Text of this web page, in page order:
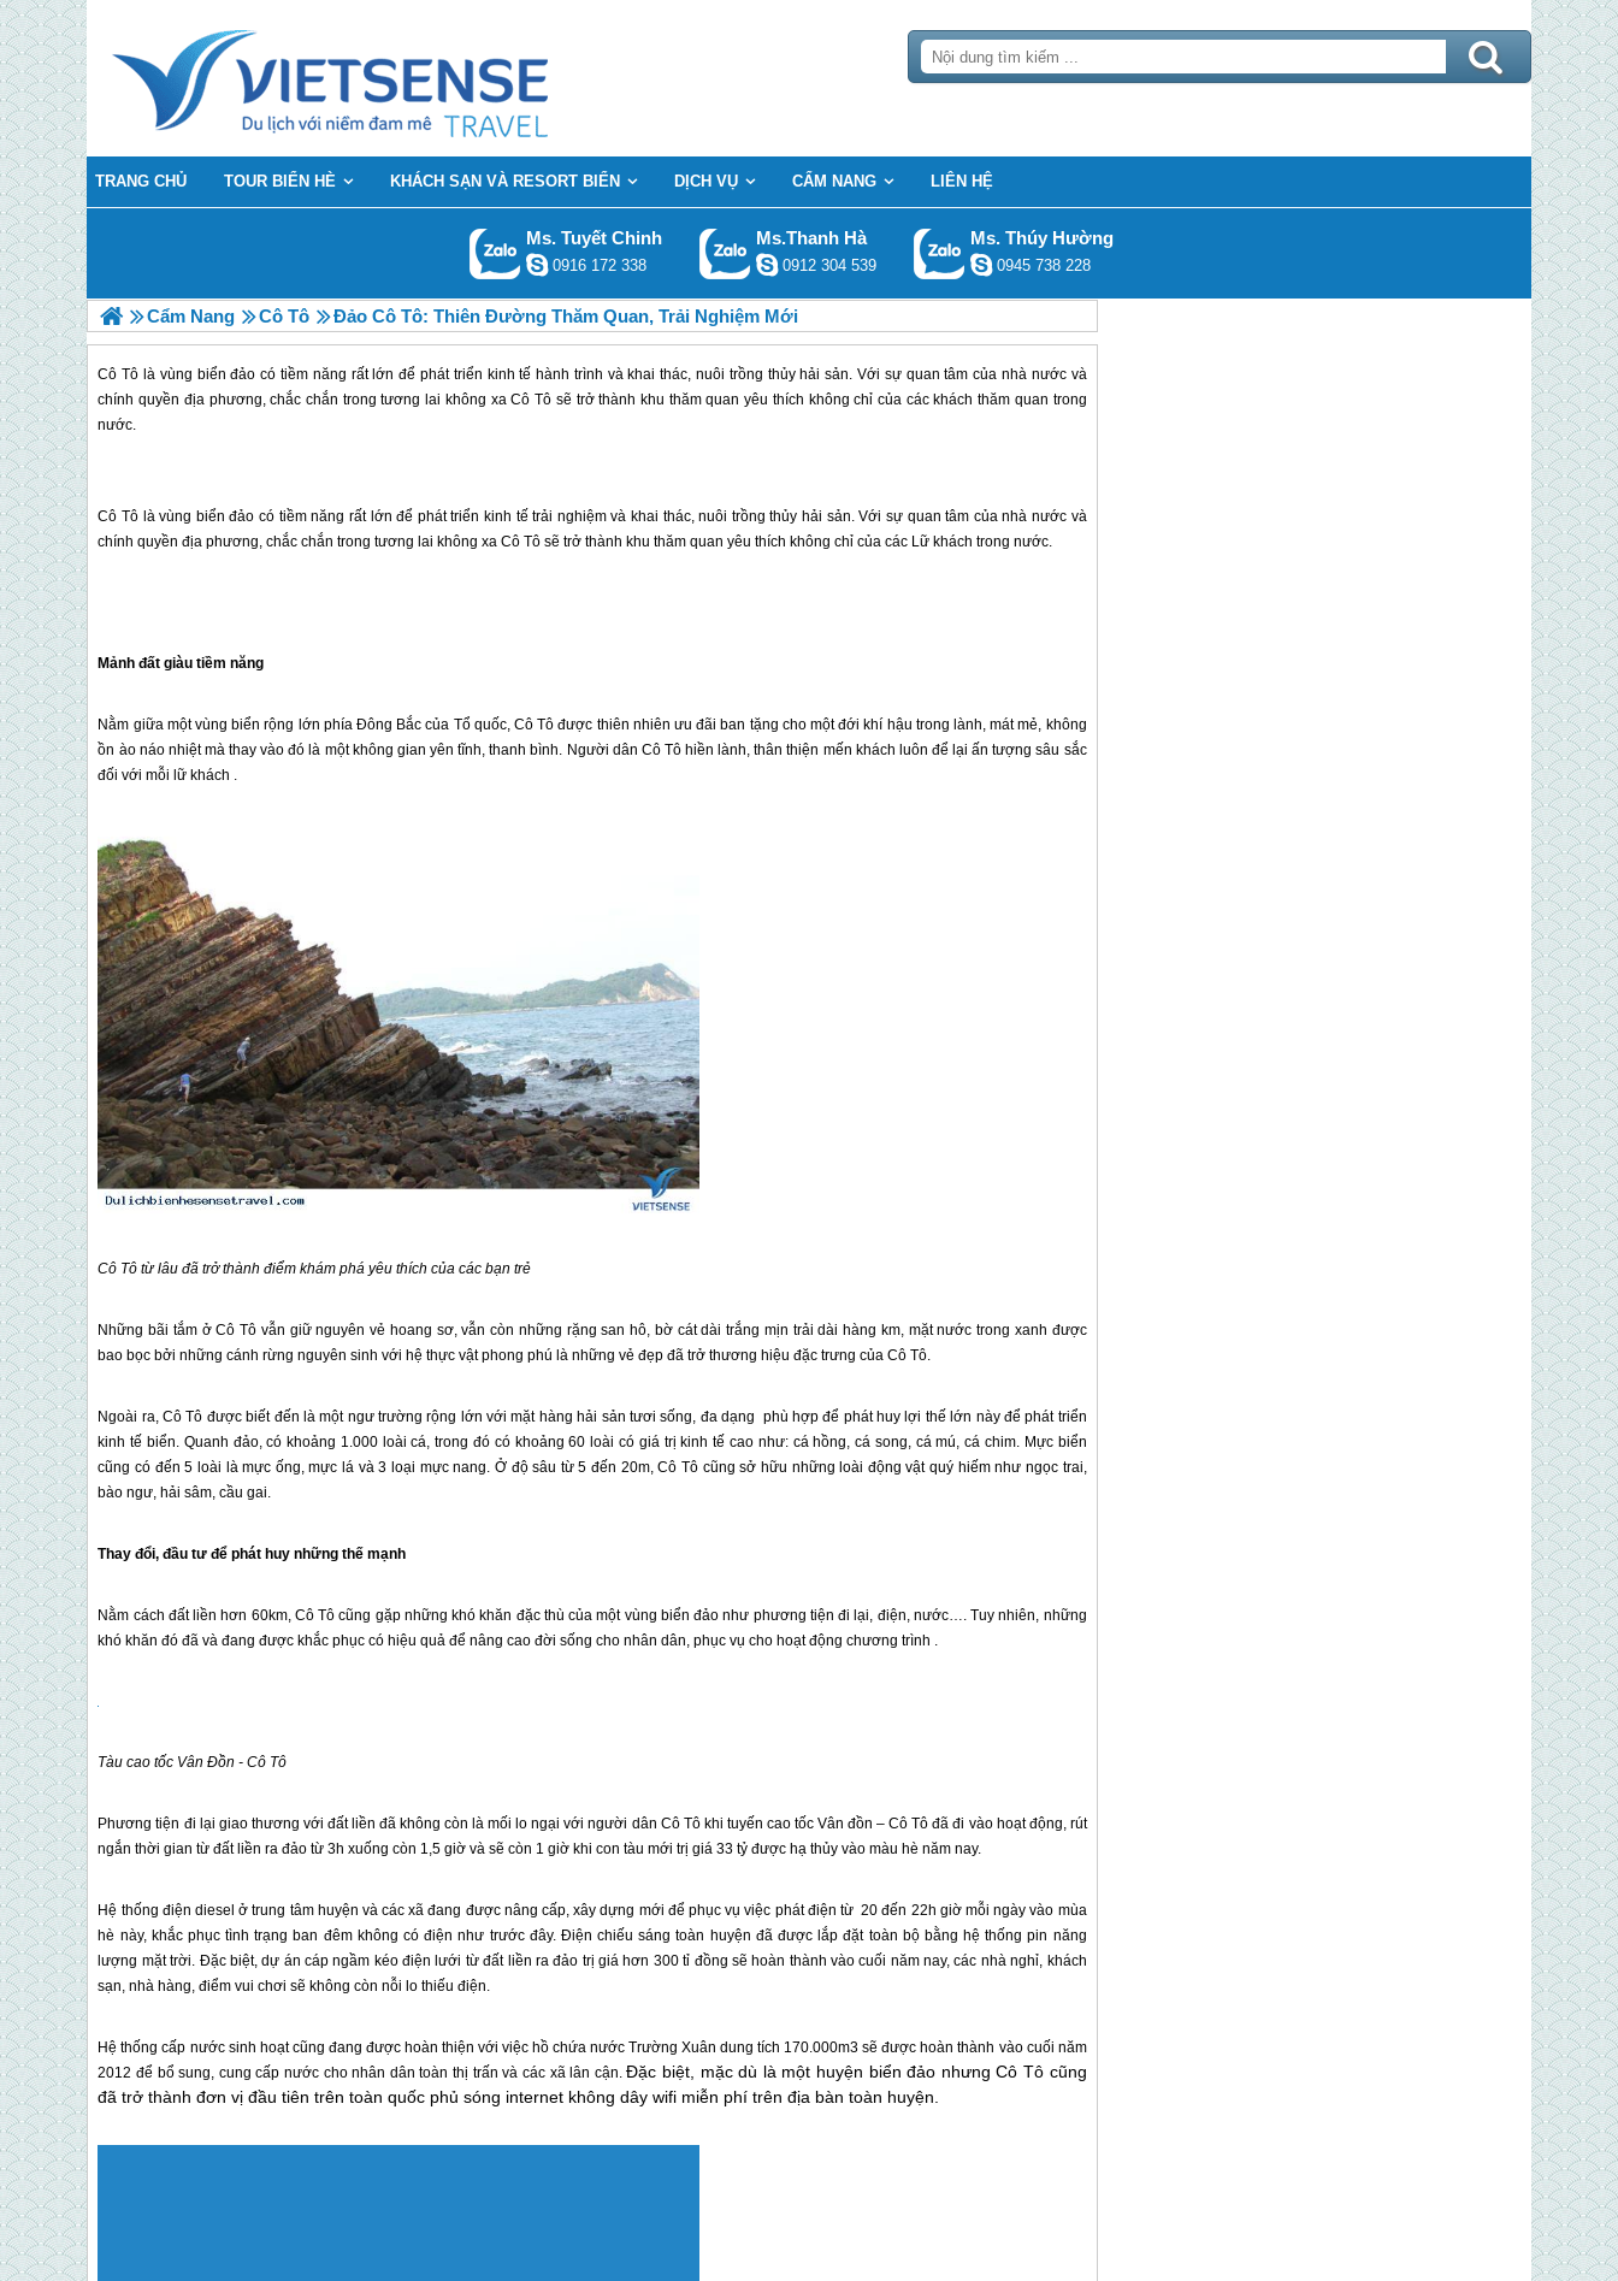
TRANG CHỦ TOUR BIỂN HÈ KHÁCH SẠN VÀ RESORT BIỂN DỊCH VỤ CẨM NANG LIÊN HỆ
Ms. Tuyết Chinh
0916 172 338
Ms.Thanh Hà
0912 304 539
Ms. Thúy Hường
0945 738 228
Cẩm Nang Cô Tô Đảo Cô Tô: Thiên Đường Thăm Quan, Trải Nghiệm Mới
Cô Tô là vùng biển đảo có tiềm năng rất lớn để phát triển kinh tế hành trình và khai thác, nuôi trồng thủy hải sản. Với sự quan tâm của nhà nước và
chính quyền địa phương, chắc chắn trong tương lai không xa Cô Tô sẽ trở thành khu thăm quan yêu thích không chỉ của các khách thăm quan trong
nước.
Cô Tô là vùng biển đảo có tiềm năng rất lớn để phát triển kinh tế trải nghiệm và khai thác, nuôi trồng thủy hải sản. Với sự quan tâm của nhà nước và
chính quyền địa phương, chắc chắn trong tương lai không xaCô Tô sẽ trở thành khu thăm quan yêu thích không chỉ của các Lữ khách trong nước.
Mảnh đất giàu tiềm năng
Nằm giữa một vùng biển rộng lớn phía Đông Bắc của Tổ quốc, Cô Tô được thiên nhiên ưu đãi ban tặng cho một đới khí hậu trong lành, mát mẻ, không
ồn ào náo nhiệt mà thay vào đó là một không gian yên tĩnh, thanh bình. Người dân Cô Tôhiền lành, thân thiện mến khách luôn để lại ấn tượng sâu sắc
đối với mỗi lữ khách .
Cô Tô từ lâu đã trở thành điểm khám phá yêu thích của các bạn trẻ
Những bãi tắm ởCô Tô vẫn giữ nguyên vẻ hoang sơ, vẫn còn những rặng san hô, bờ cát dài trắng mịn trải dài hàng km, mặt nước trong xanh được
bao bọc bởi những cánh rừng nguyên sinh với hệ thực vật phong phú là những vẻ đẹp đã trở thương hiệu đặc trưng củaCô Tô.
Ngoài ra,Cô Tô được biết đến là một ngư trường rộng lớn với mặt hàng hải sản tươi sống, đa dạng phù hợp để phát huy lợi thế lớn này để phát triển
kinh tế biển. Quanh đảo, có khoảng 1.000 loài cá, trong đó có khoảng 60 loài có giá trị kinh tế cao như: cá hồng, cá song, cá mú, cá chim. Mực biển
cũng có đến 5 loài là mực ống, mực lá và 3 loại mực nang. Ở độ sâu từ 5 đến 20m,Cô Tô cũng sở hữu những loài động vật quý hiếm như ngọc trai,
bào ngư, hải sâm, cầu gai.
Thay đổi, đầu tư để phát huy những thế mạnh
Nằm cách đất liền hơn 60km, Cô Tô cũng gặp những khó khăn đặc thù của một vùng biển đảo như phương tiện đi lại, điện, nước…. Tuy nhiên, những
khó khăn đó đã và đang được khắc phục có hiệu quả để nâng cao đời sống cho nhân dân, phục vụ cho hoạt động chương trình .
Tàu cao tốc Vân Đồn -Cô Tô
Phương tiện đi lại giao thương với đất liền đã không còn là mối lo ngại với người dân Cô Tôkhi tuyến cao tốcVân đồn –Cô Tô đã đi vào hoạt động, rút
ngắn thời gian từ đất liền ra đảo từ 3h xuống còn 1,5 giờ và sẽ còn 1 giờ khi con tàu mới trị giá 33 tỷ được hạ thủy vào màu hè năm nay.
Hệ thống điện diesel ở trung tâm huyện và các xã đang được nâng cấp, xây dựng mới để phục vụ việc phát điện từ 20 đến 22h giờ mỗi ngày vào mùa
hè này, khắc phục tình trạng ban đêm không có điện như trước đây. Điện chiếu sáng toàn huyện đã được lắp đặt toàn bộ bằng hệ thống pin năng
lượng mặt trời. Đặc biệt, dự án cáp ngầm kéo điện lưới từ đất liền ra đảo trị giá hơn 300 tỉ đồng sẽ hoàn thành vào cuối năm nay, các nhà nghỉ, khách
sạn, nhà hàng, điểm vui chơi sẽ không còn nỗi lo thiếu điện.
Hệ thống cấp nước sinh hoạt cũng đang được hoàn thiện với việc hồ chứa nước Trường Xuân dung tích 170.000m3 sẽ được hoàn thành vào cuối năm
2012 để bổ sung, cung cấp nước cho nhân dân toàn thị trấn và các xã lân cận.Đặc biệt, mặc dù là một huyện biển đảo nhưngCô Tô cũng
đã trở thành đơn vị đầu tiên trên toàn quốc phủ sóng internet không dây wifi miễn phí trên địa bàn toàn huyện.